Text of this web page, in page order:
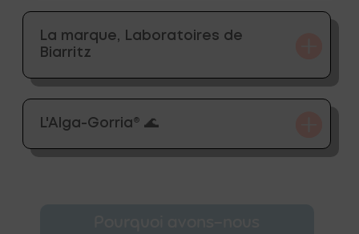
La marque, Laboratoires de
Biarritz
L'Alga-Gorria® 🌊